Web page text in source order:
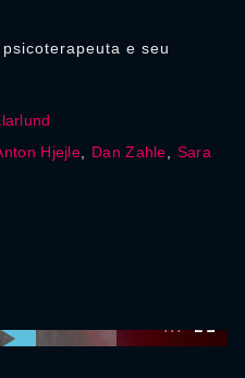
e seu
Hjejle Dan Zahle
Sara